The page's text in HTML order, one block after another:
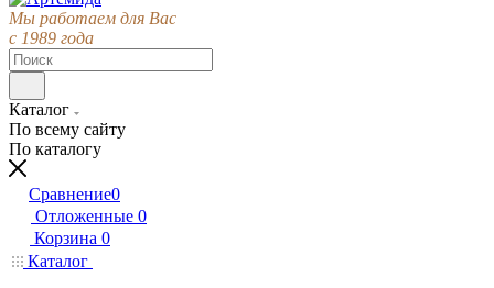
Мы работаем для Вас
с 1989 года
Каталог
По всему сайту
По каталогу
Сравнение0
Отложенные 0
Корзина 0
Каталог